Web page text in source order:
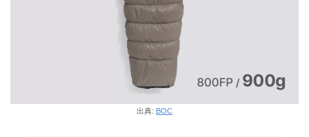
出典: BOC